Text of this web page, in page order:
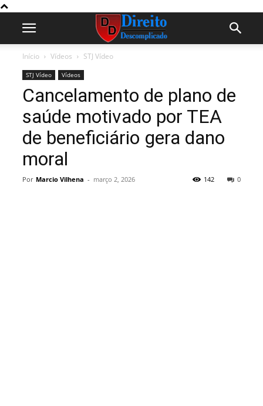
Início Vídeos STJ Vídeo
STJ Vídeo Vídeos
Cancelamento de plano de
saúde motivado por TEA
de beneficiário gera dano
moral
Por Marcio Vilhena - março 2, 2026 0
142